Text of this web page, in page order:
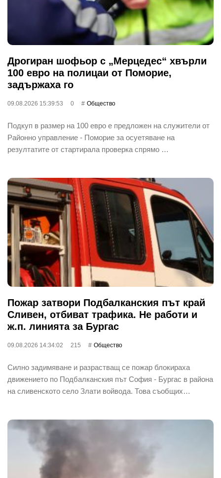
Дрогиран шофьор с „Мерцедес“ хвърли
100 евро на полицаи от Поморие,
задържаха го
09.08.2026 15:39:53 0 Общество
Подкуп в размер на 100 евро е предложен на служители от
Районно управление - Поморие за осуетяване на
резултатите от стартирала проверка спрямо …
Пожар затвори Подбалканския път край
Сливен, отбиват трафика. Не работи и
ж.п. линията за Бургас
09.08.2026 14:34:02 215 Общество
Силно задимяване и разрастващ се пожар блокираха
движението по Подбалканския път София - Бургас в района
на сливенското село Злати войвода. Това съобщих…